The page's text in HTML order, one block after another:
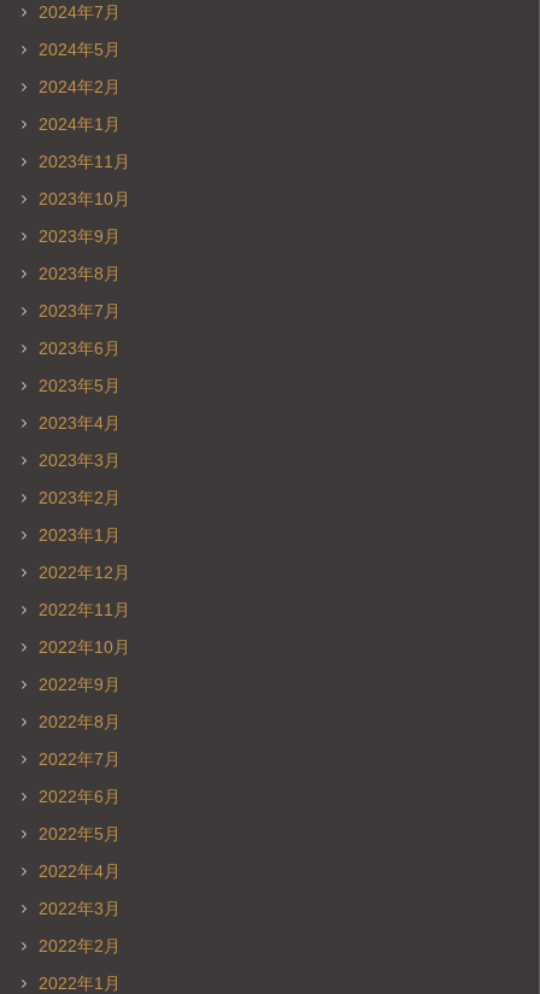
2024年7月
2024年5月
2024年2月
2024年1月
2023年11月
2023年10月
2023年9月
2023年8月
2023年7月
2023年6月
2023年5月
2023年4月
2023年3月
2023年2月
2023年1月
2022年12月
2022年11月
2022年10月
2022年9月
2022年8月
2022年7月
2022年6月
2022年5月
2022年4月
2022年3月
2022年2月
2022年1月